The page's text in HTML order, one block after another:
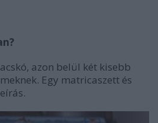
azon belül két kisebb
Egy matricaszett és